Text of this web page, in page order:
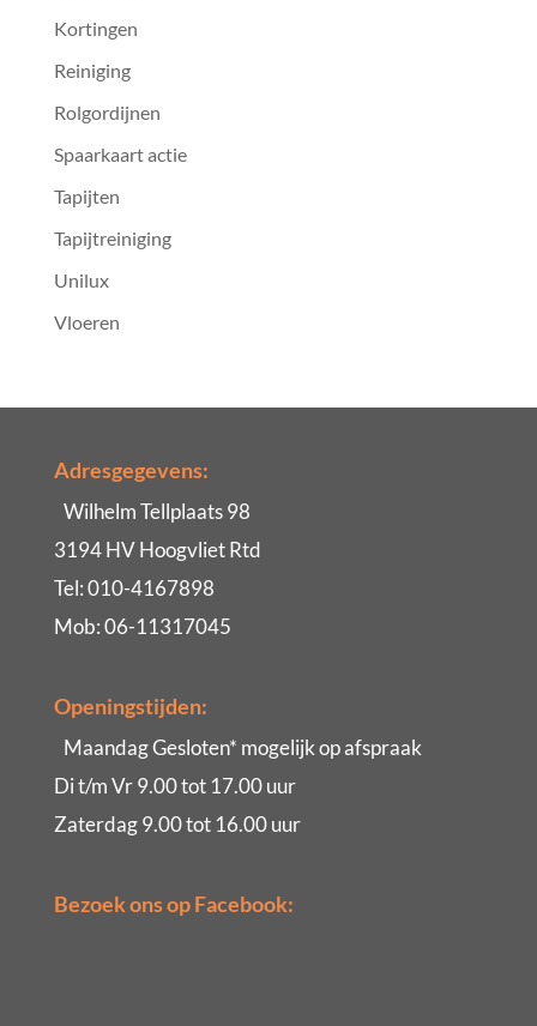
Kortingen
Reiniging
Rolgordijnen
Spaarkaart actie
Tapijten
Tapijtreiniging
Unilux
Vloeren
Adresgegevens:
Wilhelm Tellplaats 98
3194 HV Hoogvliet Rtd
Tel: 010-4167898
Mob: 06-11317045
Openingstijden:
Maandag Gesloten* mogelijk op afspraak
Di t/m Vr 9.00 tot 17.00 uur
Zaterdag 9.00 tot 16.00 uur
Bezoek ons op Facebook: